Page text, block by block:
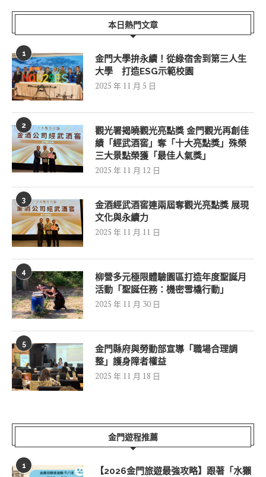
本日熱門文章
1
金門大學拚永續！從綠宿舍到第三人生
大學 打造ESG示範校園
2025 年 11 月 5 日
2
觀光署揭曉觀光亮點獎 金門觀光再創佳
績「經武酒窖」奪「十大亮點獎」殊榮
三大景點榮獲「最佳人氣獎」
2025 年 11 月 12 日
3
金酒經武酒窖連兩屆奪觀光亮點獎 展現
文化與永續力
2025 年 11 月 11 日
4
柳營多元極限體驗園區打造年度聖誕月
活動「聖誕任務：機密雪橇行動」
2025 年 11 月 30 日
5
金門縣府與勞動部宣導「職場合理調
整」護身障者權益
2025 年 11 月 18 日
金門遊程推薦
1
【2026金門旅遊最強攻略】跟著「水獺